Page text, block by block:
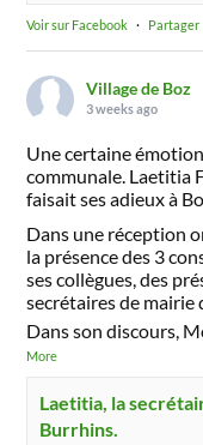
Voir sur Facebook · Partager
Village de Boz
3 weeks ago
Une certaine
communale. Laetitia
faisait ses adieux à
Dans une réception
la présence des 3
ses collègues, des
secrétaires de mairie
Dans son discours,
More
Laetitia, la
Burrhins.